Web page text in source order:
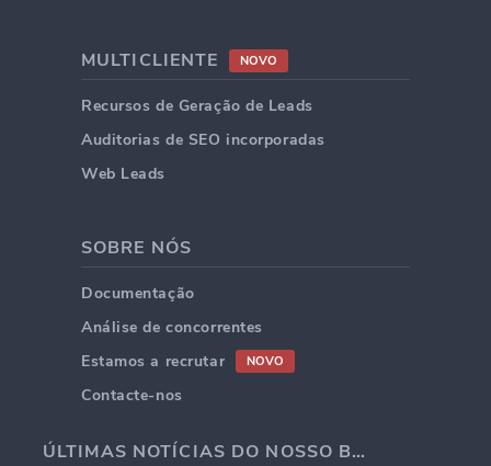
MULTICLIENTE NOVO
Recursos de Geração de Leads
Auditorias de SEO incorporadas
Web Leads
SOBRE NÓS
Documentação
Análise de concorrentes
Estamos a recrutar
NOVO
Contacte-nos
ÚLTIMAS NOTÍCIAS DO NOSSO BLOG